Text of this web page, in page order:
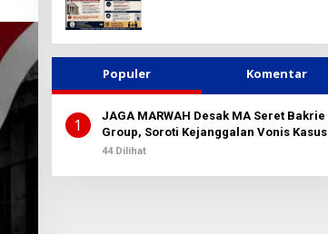
Populer Komentar
1
JAGA MARWAH Desak MA Seret Bakrie
Group, Soroti Kejanggalan Vonis Kasus
PET
44 Dilihat